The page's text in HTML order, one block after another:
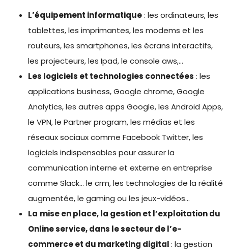
L’équipement informatique: les ordinateurs, les
tablettes, les imprimantes, les modems et les
routeurs, les smartphones, les écrans interactifs,
les projecteurs, les Ipad, le console aws,…
Les logiciels et technologies connectées : les
applications business, Google chrome, Google
Analytics, les autres apps Google, les Android Apps,
le VPN, le Partner program, les médias et les
réseaux sociaux comme Facebook Twitter, les
logiciels indispensables pour assurer la
communication interne et externe en entreprise
comme Slack… le crm, les technologies de la réalité
augmentée, le gaming ou les jeux-vidéos…
La mise en place, la gestion et l’exploitation du
Online service, dans le secteur de l’e-
commerce et du marketing digital: la gestion